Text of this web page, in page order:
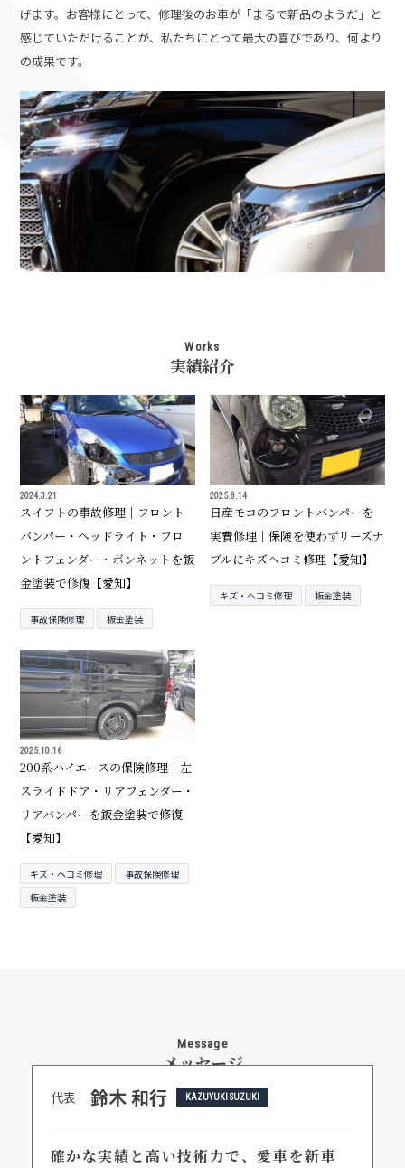
げます。 お客様にとって、修理後のお車が「まるで新品のようだ」と
感じていただけることが、私たちにとって最大の喜びであり、何より
の成果です。
Works
実績紹介
2024.3.21
スイフトの事故修理｜フロント
バンパー・ヘッドライト・フロ
ントフェンダー・ボンネットを鈑
金塗装で修復【愛知】
事故保険修理 板金塗装
2025.8.14
日産モコのフロントバンパーを
実費修理｜保険を使わずリーズナ
ブルにキズヘコミ修理【愛知】
キズ・ヘコミ修理 板金塗装
2025.10.16
200系ハイエースの保険修理｜左
スライドドア・リアフェンダー・
リアバンパーを鈑金塗装で修復
【愛知】
キズ・ヘコミ修理
事故保険修理
板金塗装
Message
メッセージ
代表 鈴木 和行 KAZUYUKI SUZUKI
確かな実績と高い技術力で、愛車を新車